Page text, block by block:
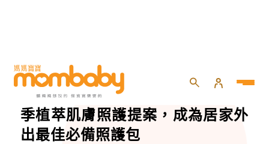
HOME 兒童 兒童用品
來自法國，BOIRON布瓦宏打造夏
季植萃肌膚照護提案，成為居家外
出最佳必備照護包